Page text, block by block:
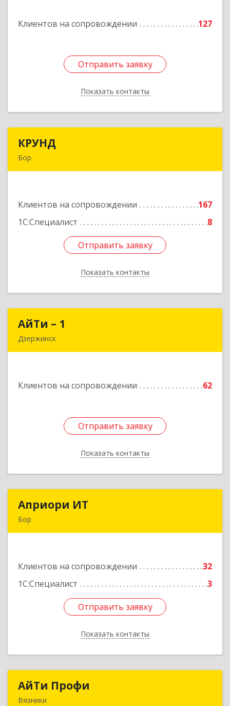
Клиентов на сопровождении 127
Отправить заявку
Показать контакты
Подробнее
Отправить заявку
Назад
КРУНД
Бор
Клиентов на сопровождении
167
1С:Специалист
8
Отправить заявку
Показать контакты
Подробнее
Отправить заявку
Назад
АйТи – 1
Дзержинск
Клиентов на сопровождении 62
Отправить заявку
Показать контакты
Подробнее
Отправить заявку
Назад
Априори ИТ
Бор
Клиентов на сопровождении
32
1С:Специалист
3
Отправить заявку
Показать контакты
Подробнее
Отправить заявку
Назад
АйТи Профи
Вязники